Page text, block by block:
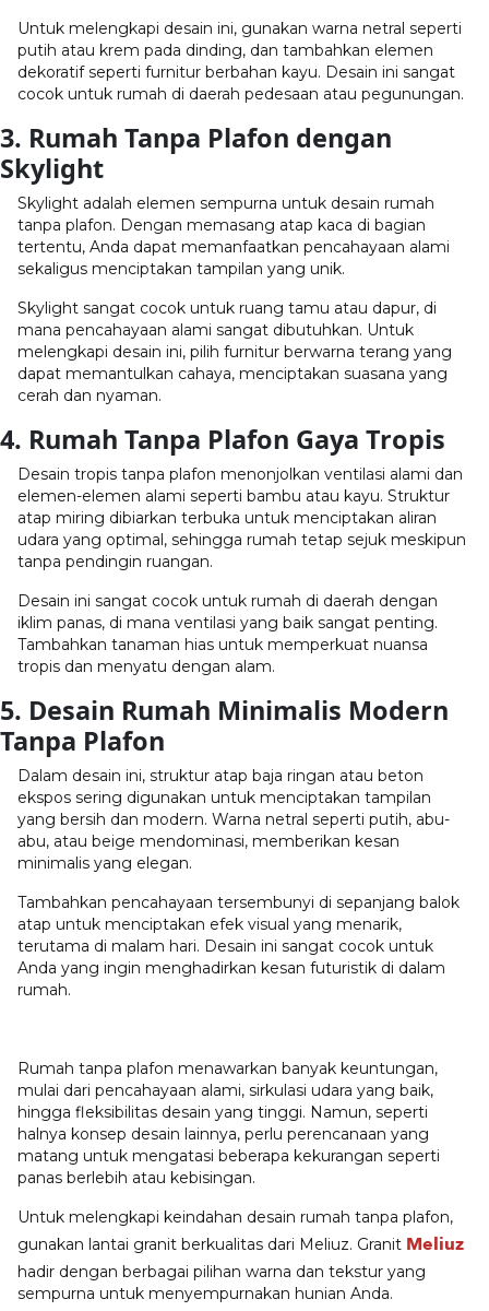
Untuk melengkapi desain ini, gunakan warna netral seperti
putih atau krem pada dinding, dan tambahkan elemen
dekoratif seperti furnitur berbahan kayu. Desain ini sangat
cocok untuk rumah di daerah pedesaan atau pegunungan.
3. Rumah Tanpa Plafon dengan
Skylight
Skylight adalah elemen sempurna untuk desain rumah
tanpa plafon. Dengan memasang atap kaca di bagian
tertentu, Anda dapat memanfaatkan pencahayaan alami
sekaligus menciptakan tampilan yang unik.
Skylight sangat cocok untuk ruang tamu atau dapur, di
mana pencahayaan alami sangat dibutuhkan. Untuk
melengkapi desain ini, pilih furnitur berwarna terang yang
dapat memantulkan cahaya, menciptakan suasana yang
cerah dan nyaman.
4. Rumah Tanpa Plafon Gaya Tropis
Desain tropis tanpa plafon menonjolkan ventilasi alami dan
elemen-elemen alami seperti bambu atau kayu. Struktur
atap miring dibiarkan terbuka untuk menciptakan aliran
udara yang optimal, sehingga rumah tetap sejuk meskipun
tanpa pendingin ruangan.
Desain ini sangat cocok untuk rumah di daerah dengan
iklim panas, di mana ventilasi yang baik sangat penting.
Tambahkan tanaman hias untuk memperkuat nuansa
tropis dan menyatu dengan alam.
5. Desain Rumah Minimalis Modern
Tanpa Plafon
Dalam desain ini, struktur atap baja ringan atau beton
ekspos sering digunakan untuk menciptakan tampilan
yang bersih dan modern. Warna netral seperti putih, abu-
abu, atau beige mendominasi, memberikan kesan
minimalis yang elegan.
Tambahkan pencahayaan tersembunyi di sepanjang balok
atap untuk menciptakan efek visual yang menarik,
terutama di malam hari. Desain ini sangat cocok untuk
Anda yang ingin menghadirkan kesan futuristik di dalam
rumah.
Rumah tanpa plafon menawarkan banyak keuntungan,
mulai dari pencahayaan alami, sirkulasi udara yang baik,
hingga fleksibilitas desain yang tinggi. Namun, seperti
halnya konsep desain lainnya, perlu perencanaan yang
matang untuk mengatasi beberapa kekurangan seperti
panas berlebih atau kebisingan.
Untuk melengkapi keindahan desain rumah tanpa plafon,
gunakan lantai granit berkualitas dari Meliuz. Granit Meliuz
hadir dengan berbagai pilihan warna dan tekstur yang
sempurna untuk menyempurnakan hunian Anda.